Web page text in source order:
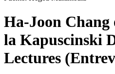
Ha-Joon Chang
la Kapuscinski
Lectures